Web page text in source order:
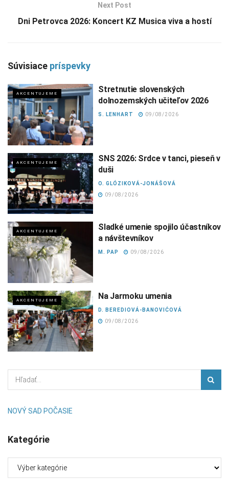
Next Post
Dni Petrovca 2026: Koncert KZ Musica viva a hostí
Súvisiace príspevky
AKCENTUJEME
Stretnutie slovenských
dolnozemských učiteľov 2026
S. LENHART 09/08/2026
AKCENTUJEME
SNS 2026: Srdce v tanci, pieseň v
duši
O. GLÓZIKOVÁ-JONÁŠOVÁ
09/08/2026
AKCENTUJEME
Sladké umenie spojilo účastníkov
a návštevníkov
M. PAP 09/08/2026
AKCENTUJEME Na Jarmoku umenia
D. BEREDIOVÁ-BANOVIĆOVÁ
09/08/2026
NOVÝ SAD POČASIE
Kategórie